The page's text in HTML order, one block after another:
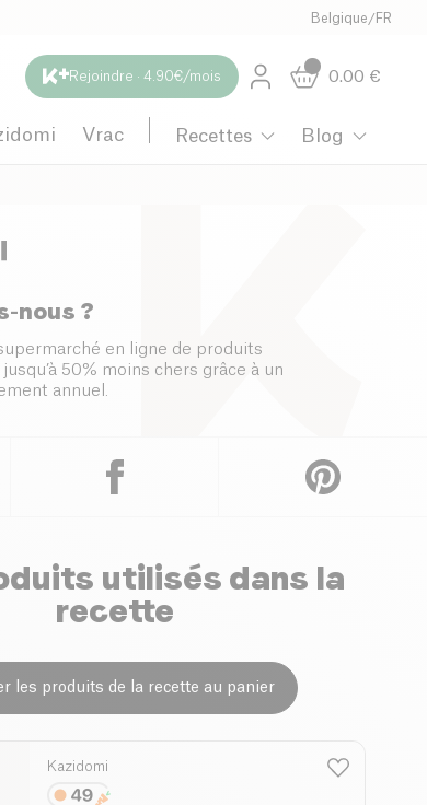
Belgique /FR
Rejoindre · 4.90€/mois 0.00 €
Vrac Recettes Blog
nous ?
en ligne de produits
50% moins chers grâce à un
annuel.
utilisés dans la
recette
les produits de la recette au panier
Kazidomi